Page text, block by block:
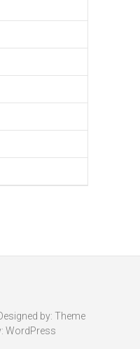
by: Theme
WordPress